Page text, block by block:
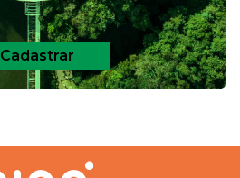
Cadastrar